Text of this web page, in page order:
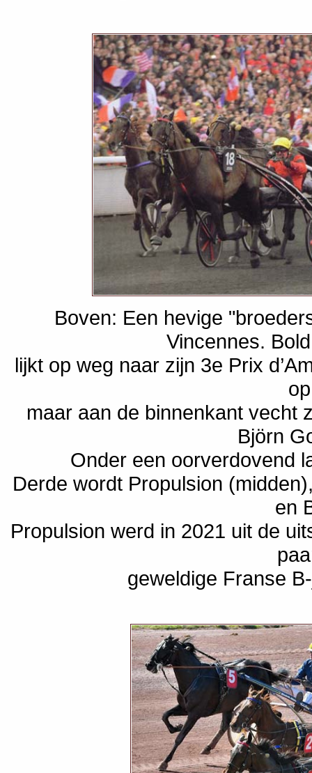
Boven: Een hevige
Vincennes.
lijkt op weg naar zijn 3e Prix
maar aan de binnenkant vecht
Björn
Onder een oorverdovend
Derde wordt Propulsion
en
Propulsion werd in 2021 uit de
geweldige Franse